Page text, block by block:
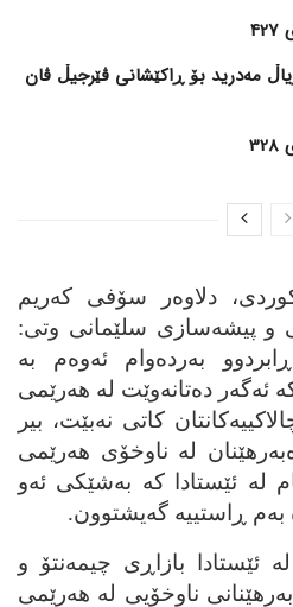
مەدرید بۆ ڕاکێشانی ڤێرجیڵ ڤان
دلاوه‌ر سۆفی که‌ریم
و پیشه‌سازی سلێمانی وتی:
به‌رده‌وام ئه‌وه‌م به‌
که‌ ئه‌گه‌ر ده‌تانه‌وێت له‌ هه‌رێمی
کاتی نه‌بێت، بیر
له‌ ناوخۆی هه‌رێمی
له‌ ئێستادا که‌ به‌شێکی ئه‌و
به‌م ڕاستییه‌ گه‌یشتوون.
ئێستادا بازاڕی چیمه‌نتۆ و
ناوخۆیی له‌ هه‌رێمی